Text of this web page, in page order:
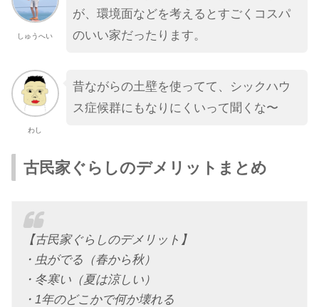
しゅうへい
が、環境面などを考えるとすごくコスパ
のいい家だったります。
わし
昔ながらの土壁を使ってて、シックハウ
ス症候群にもなりにくいって聞くな〜
古民家ぐらしのデメリットまとめ
【古民家ぐらしのデメリット】
・虫がでる（春から秋）
・冬寒い（夏は涼しい）
・1年のどこかで何か壊れる